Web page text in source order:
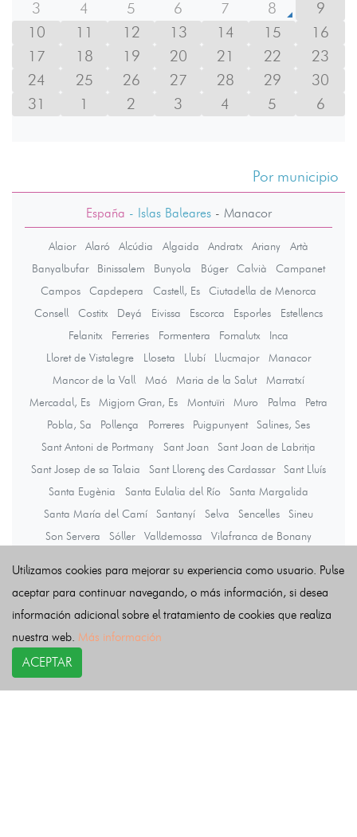
3
4 5 6 7 8
9
10
11 12 13 14 15
16
17
18 19 20 21 22
23
24
25 26 27 28 29
30
31
1 2 3 4 5 6
Por municipio
España - Islas Baleares- Manacor
Alaior Alaró Alcúdia Algaida Andratx Ariany
Artà
Banyalbufar
Binissalem Bunyola Búger Calvià
Campanet
Campos
Capdepera Castell, Es
Ciutadella de Menorca
Consell
Costitx Deyá Eivissa Escorca Esporles
Estellencs
Felanitx
Ferreries Formentera Fornalutx
Inca
Lloret de Vistalegre
Lloseta Llubí Llucmajor
Manacor
Mancor de la Vall
Maó Maria de la Salut
Marratxí
Mercadal, Es
Migjorn Gran, Es Montuïri Muro Palma
Petra
Pobla, Sa
Pollença Porreres Puigpunyent
Salines, Ses
Sant Antoni de Portmany
Sant Joan
Sant Joan de Labritja
Sant Josep de sa Talaia
Sant Llorenç des Cardassar
Sant Lluís
Santa Eugènia
Santa Eulalia del Río
Santa Margalida
Santa María del Camí
Santanyí Selva Sencelles
Sineu
Son Servera
Sóller Valldemossa Vilafranca de Bonany
Últimas noticias
Utilizamos cookies para mejorar su experiencia como usuario. Pulse
aceptar para continuar navegando, o más información, si desea
información adicional sobre el tratamiento de cookies que realiza
nuestra web. Más información
ACEPTAR